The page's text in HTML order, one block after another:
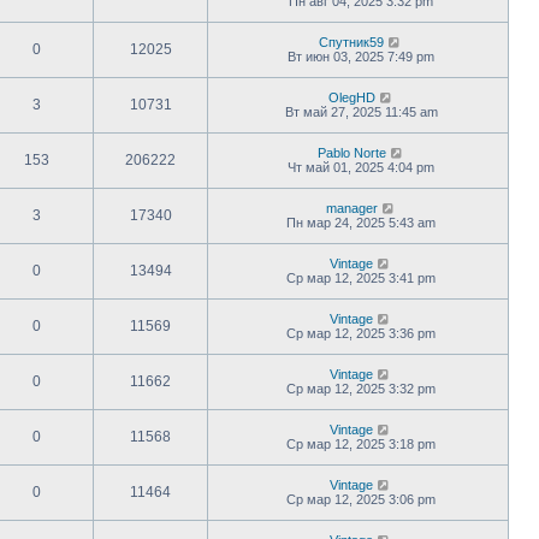
0 12025
Спутник59
Вт июн 03, 2025 7:49 pm
3 10731
OlegHD
Вт май 27, 2025 11:45 am
153 206222
Pablo Norte
Чт май 01, 2025 4:04 pm
3 17340
manager
Пн мар 24, 2025 5:43 am
0 13494
Vintage
Ср мар 12, 2025 3:41 pm
0 11569
Vintage
Ср мар 12, 2025 3:36 pm
0 11662
Vintage
Ср мар 12, 2025 3:32 pm
0 11568
Vintage
Ср мар 12, 2025 3:18 pm
0 11464
Vintage
Ср мар 12, 2025 3:06 pm